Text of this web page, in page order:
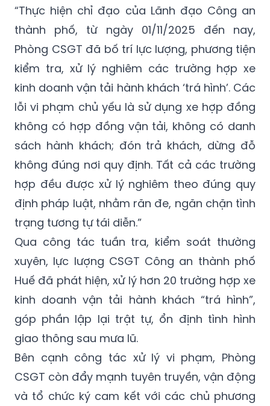
“Thực hiện chỉ đạo của Lãnh đạo Công an
thành phố, từ ngày 01/11/2025 đến nay,
Phòng CSGT đã bố trí lực lượng, phương tiện
kiểm tra, xử lý nghiêm các trường hợp xe
kinh doanh vận tải hành khách ‘trá hình’. Các
lỗi vi phạm chủ yếu là sử dụng xe hợp đồng
không có hợp đồng vận tải, không có danh
sách hành khách; đón trả khách, dừng đỗ
không đúng nơi quy định. Tất cả các trường
hợp đều được xử lý nghiêm theo đúng quy
định pháp luật, nhằm răn đe, ngăn chặn tình
trạng tương tự tái diễn.”
Qua công tác tuần tra, kiểm soát thường
xuyên, lực lượng CSGT Công an thành phố
Huế đã phát hiện, xử lý hơn 20 trường hợp xe
kinh doanh vận tải hành khách “trá hình”,
góp phần lập lại trật tự, ổn định tình hình
giao thông sau mưa lũ.
Bên cạnh công tác xử lý vi phạm, Phòng
CSGT còn đẩy mạnh tuyên truyền, vận động
và tổ chức ký cam kết với các chủ phương